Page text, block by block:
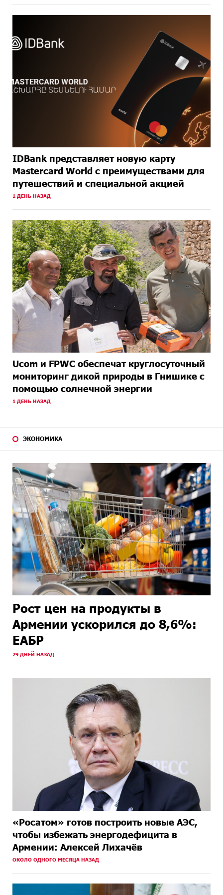
IDBank представляет новую карту
Mastercard World с преимуществами для
путешествий и специальной акцией
1 ДЕНЬ НАЗАД
Ucom и FPWC обеспечат круглосуточный
мониторинг дикой природы в Гнишике с
помощью солнечной энергии
1 ДЕНЬ НАЗАД
ЭКОНОМИКА
Рост цен на продукты в
Армении ускорился до 8,6%:
ЕАБР
29 ДНЕЙ НАЗАД
«Росатом» готов построить новые АЭС,
чтобы избежать энергодефицита в
Армении: Алексей Лихачёв
ОКОЛО ОДНОГО МЕСЯЦА НАЗАД